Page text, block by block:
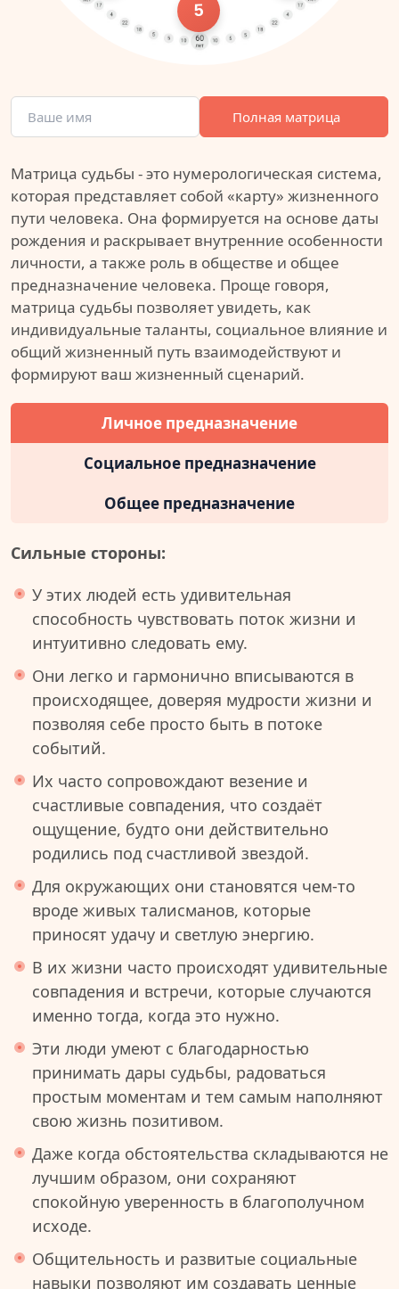
5
Полная матрица
Матрица судьбы - это нумерологическая система,
которая представляет собой «карту» жизненного
пути человека. Она формируется на основе даты
рождения и раскрывает внутренние особенности
личности, а также роль в обществе и общее
предназначение человека. Проще говоря,
матрица судьбы позволяет увидеть, как
индивидуальные таланты, социальное влияние и
общий жизненный путь взаимодействуют и
формируют ваш жизненный сценарий.
Личное предназначение
Социальное предназначение
Общее предназначение
Сильные стороны:
У этих людей есть удивительная
способность чувствовать поток жизни и
интуитивно следовать ему.
Они легко и гармонично вписываются в
происходящее, доверяя мудрости жизни и
позволяя себе просто быть в потоке
событий.
Их часто сопровождают везение и
счастливые совпадения, что создаёт
ощущение, будто они действительно
родились под счастливой звездой.
Для окружающих они становятся чем-то
вроде живых талисманов, которые
приносят удачу и светлую энергию.
В их жизни часто происходят удивительные
совпадения и встречи, которые случаются
именно тогда, когда это нужно.
Эти люди умеют с благодарностью
принимать дары судьбы, радоваться
простым моментам и тем самым наполняют
свою жизнь позитивом.
Даже когда обстоятельства складываются не
лучшим образом, они сохраняют
спокойную уверенность в благополучном
исходе.
Общительность и развитые социальные
навыки позволяют им создавать ценные